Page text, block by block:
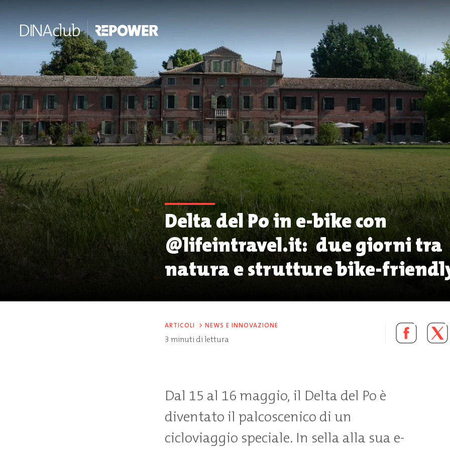
Delta del Po in e-bike con
@lifeintravel.it: due giorni tra
natura e strutture bike-
ARTICOLI > NEWS E INNOVAZIONE
3 minuti di lettura
Dal 15 al 16 maggio, il Delta del Po è
diventato il palcoscenico di un
cicloviaggio speciale. In sella alla sua e-